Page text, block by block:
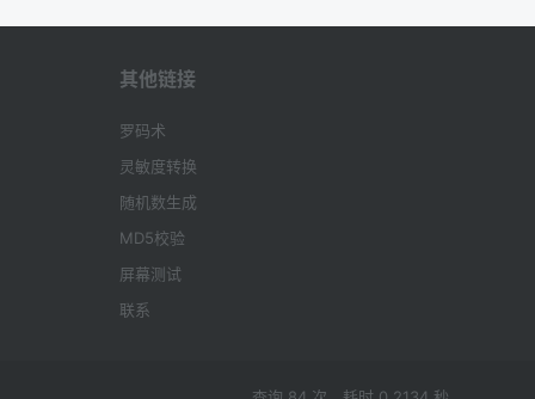
其他链接
罗码术
灵敏度转换
随机数生成
MD5校验
屏幕测试
联系